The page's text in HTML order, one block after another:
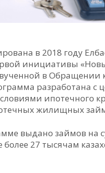
в 2018 году
инициативы
в Обращении
разработана с
ипотечного
жилищных
выдано займов на
27 тысячам